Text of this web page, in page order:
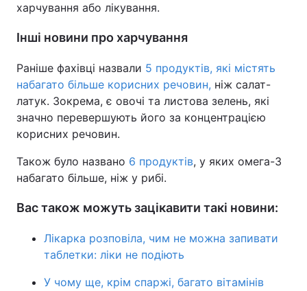
харчування або лікування.
Інші новини про харчування
Раніше фахівці назвали 5 продуктів, які містять
набагато більше корисних речовин, ніж салат-
латук. Зокрема, є овочі та листова зелень, які
значно перевершують його за концентрацією
корисних речовин.
Також було названо 6 продуктів, у яких омега-3
набагато більше, ніж у рибі.
Вас також можуть зацікавити такі новини:
Лікарка розповіла, чим не можна запивати
таблетки: ліки не подіють
У чому ще, крім спаржі, багато вітамінів